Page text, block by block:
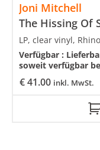
Joni Mitchell
The Hissing Of
€41.00 inkl. MwSt.
LP, clear vinyl,
Verfügbar :
soweit verfügbar